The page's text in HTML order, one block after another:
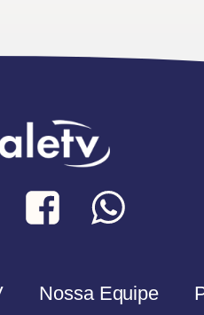
Nossa Equipe